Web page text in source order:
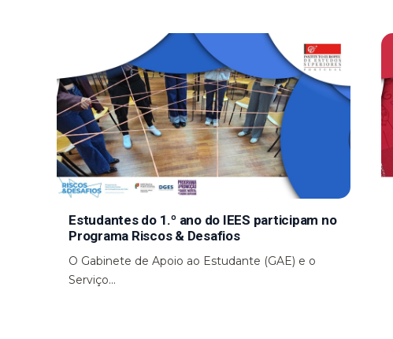
Estudantes do 1.º ano do IEES participam no
Programa Riscos & Desafios
O Gabinete de Apoio ao Estudante (GAE) e o
Serviço...